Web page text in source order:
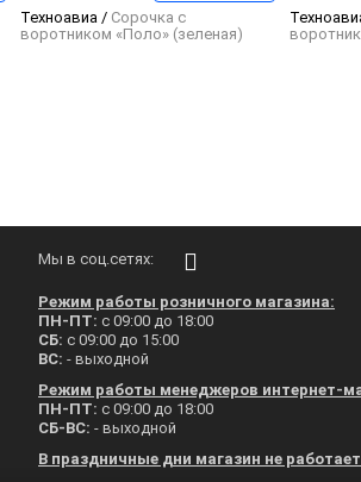
Техноавиа / Сорочка с
воротником «Поло» (зеленая)
Мы в соц.сетях:
Режим работы розничного магазина:
ПН-ПТ: с 09:00 до 18:00
СБ: с 09:00 до 15:00
ВС: - выходной
Режим работы менеджеров интернет-
ПН-ПТ: с 09:00 до 18:00
СБ-ВС: - выходной
В праздничные дни магазин не